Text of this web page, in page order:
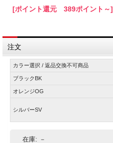
[ポイント還元 389ポイント～]
注文
カラー選択 / 返品交換不可商品
ブラックBK
オレンジOG
シルバーSV
在庫: －